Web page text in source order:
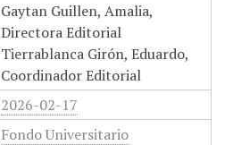
Gaytan Guillen, Amalia,
Directora Editorial
Tierrablanca Girón, Eduardo,
Coordinador Editorial
2026-02-17
Fondo Universitario